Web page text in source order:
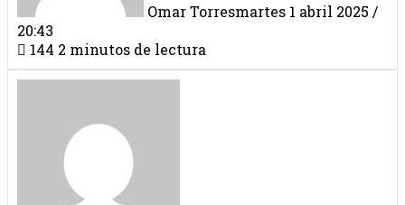
Omar Torresmartes 1 abril 2025 /
20:43
144 2 minutos de lectura